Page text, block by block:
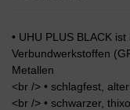
• UHU PLUS BLACK
Verbundwerkstoffen
Metallen
<br /> • schlagfest,
<br /> • schwarzer,